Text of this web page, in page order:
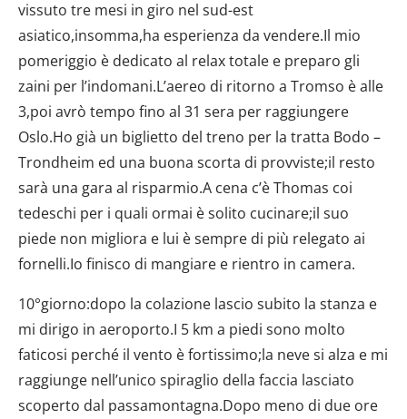
10°giorno:dopo la colazione lascio subito la stanza e
mi dirigo in aeroporto.I 5 km a piedi sono molto
faticosi perché il vento è fortissimo;la neve si alza e mi
raggiunge nell’unico spiraglio della faccia lasciato
scoperto dal passamontagna.Dopo meno di due ore